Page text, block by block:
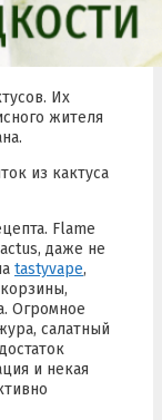
Их
жителя
из кактуса
Flame
даже не
tastyvape,
Огромное
салатный
и некая